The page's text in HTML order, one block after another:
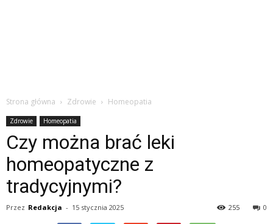
Strona główna Zdrowie Homeopatia
Zdrowie Homeopatia
Czy można brać leki
homeopatyczne z
tradycyjnymi?
Przez Redakcja - 15 stycznia 2025 0
255